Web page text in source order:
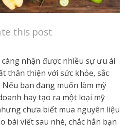
this post
nhận được nhiều sự ưu ái
thân thiện với sức khỏe, sắc
bạn đang muốn làm mỹ
hay tạo ra một loại mỹ
chưa biết mua nguyên liệu
bài viết sau nhé, chắc hẳn bạn